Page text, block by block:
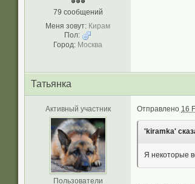
79 сообщений
Меня зовут: Кирам
Пол:
Город: Москва
Татьянка
Активный участник
Пользователи
Отправлено 16
'kiramka'
Я некоторые